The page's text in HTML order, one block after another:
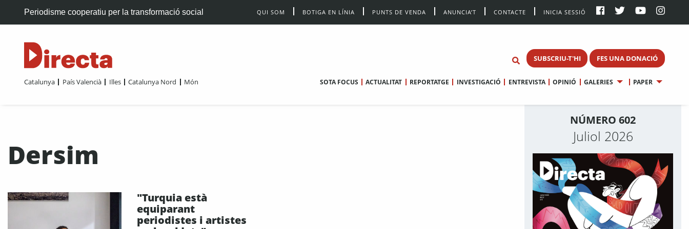
Periodisme cooperatiu per la transformació social QUI SOM BOTIGA EN LÍNIA PUNTS DE VENDA ANUNCIA’T CONTACTE INICIA SESSIÓ
SUBSCRIU-T'HI FES UNA DONACIÓ
Catalunya País Valencià Illes Catalunya Nord Món SOTA FOCUS ACTUALITAT REPORTATGE INVESTIGACIÓ ENTREVISTA OPINIÓ GALERIES PAPER
Dersim
"Turquia està
equiparant
periodistes i artistes
NÚMERO 602
Juliol 2026